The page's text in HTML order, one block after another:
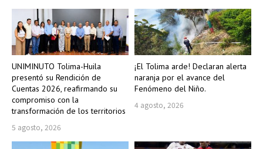
UNIMINUTO Tolima-Huila
presentó su Rendición de
Cuentas 2026, reafirmando su
compromiso con la
transformación de los territorios
5 agosto, 2026
¡El Tolima arde! Declaran alerta
naranja por el avance del
Fenómeno del Niño.
4 agosto, 2026